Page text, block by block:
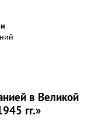
в Великой
гг.»